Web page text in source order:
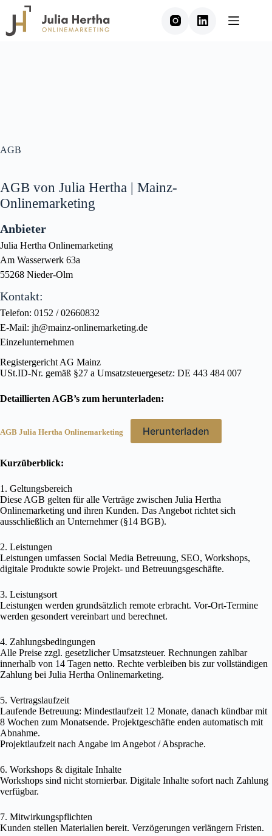
Inhalt
springen
AGB
AGB von Julia Hertha | Mainz-
Onlinemarketing
Anbieter
Julia Hertha Onlinemarketing
Am Wasserwerk 63a
55268 Nieder-Olm
Kontakt:
Telefon: 0152 / 02660832
E-Mail: jh@mainz-onlinemarketing.de
Einzelunternehmen
Registergericht AG Mainz
USt.ID-Nr. gemäß §27 a Umsatzsteuergesetz: DE 443 484 007
Detaillierten AGB’s zum herunterladen:
AGB Julia Hertha Onlinemarketing Herunterladen
Kurzüberblick:
1. Geltungsbereich
Diese AGB gelten für alle Verträge zwischen Julia Hertha
Onlinemarketing und ihren Kunden. Das Angebot richtet sich
ausschließlich an Unternehmer (§14 BGB).
2. Leistungen
Leistungen umfassen Social Media Betreuung, SEO, Workshops,
digitale Produkte sowie Projekt- und Betreuungsgeschäfte.
3. Leistungsort
Leistungen werden grundsätzlich remote erbracht. Vor-Ort-Termine
werden gesondert vereinbart und berechnet.
4. Zahlungsbedingungen
Alle Preise zzgl. gesetzlicher Umsatzsteuer. Rechnungen zahlbar
innerhalb von 14 Tagen netto. Rechte verbleiben bis zur vollständigen
Zahlung bei Julia Hertha Onlinemarketing.
5. Vertragslaufzeit
Laufende Betreuung: Mindestlaufzeit 12 Monate, danach kündbar mit
8 Wochen zum Monatsende. Projektgeschäfte enden automatisch mit
Abnahme.
Projektlaufzeit nach Angabe im Angebot / Absprache.
6. Workshops & digitale Inhalte
Workshops sind nicht stornierbar. Digitale Inhalte sofort nach Zahlung
verfügbar.
7. Mitwirkungspflichten
Kunden stellen Materialien bereit. Verzögerungen verlängern Fristen.